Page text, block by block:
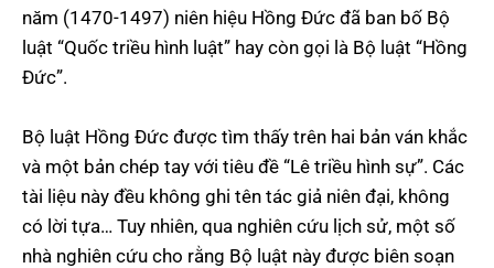
năm (1470-1497) niên hiệu Hồng Đức đã ban bố Bộ
luật “Quốc triều hình luật” hay còn gọi là Bộ luật “Hồng
Đức”.
Bộ luật Hồng Đức được tìm thấy trên hai bản ván khắc
và một bản chép tay với tiêu đề “Lê triều hình sự”. Các
tài liệu này đều không ghi tên tác giả niên đại, không
có lời tựa… Tuy nhiên, qua nghiên cứu lịch sử, một số
nhà nghiên cứu cho rằng Bộ luật này được biên soạn